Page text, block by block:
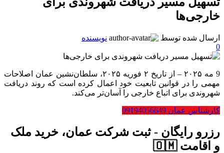
خارجی‌ها
ارسال شده توسط
نویسنده
0
9 مه ۲۰۲۵ – از تاریخ ۲ فوریه ۲۰۲۵، سلطان‌نشین عمان اصلاحات
مهمی را در قوانین تابعیت خود اعمال کرده است که روند دریافت
شهروندی برای اتباع خارجی را آسان‌تر می‌کند.
کارشناس عمان 09194056649
رزرو رایگان - ثبت شرکت عمان، خرید ملک
و اقامت 🇴🇲